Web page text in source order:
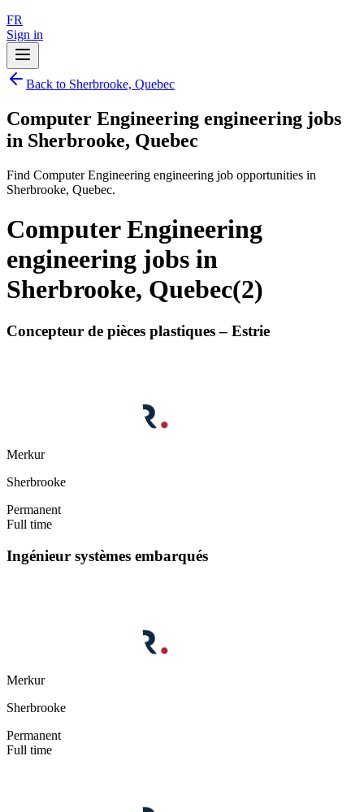
FR
Sign in
Back to Sherbrooke, Quebec
Computer Engineering engineering jobs
in Sherbrooke, Quebec
Find Computer Engineering engineering job opportunities in
Sherbrooke, Quebec.
Computer Engineering
engineering jobs in
Sherbrooke, Quebec(2)
Concepteur de pièces plastiques – Estrie
Merkur
Sherbrooke
Permanent
Full time
Ingénieur systèmes embarqués
Merkur
Sherbrooke
Permanent
Full time